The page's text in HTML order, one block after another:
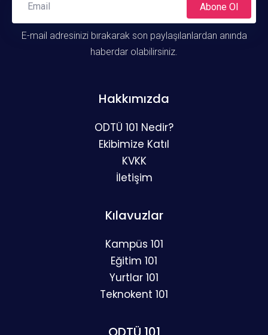
Abone Ol
E-mail adresinizi bırakarak son paylaşılanlardan anında
haberdar olabilirsiniz.
Hakkımızda
ODTÜ 101 Nedir?
Ekibimize Katıl
KVKK
İletişim
Kılavuzlar
Kampüs 101
Eğitim 101
Yurtlar 101
Teknokent 101